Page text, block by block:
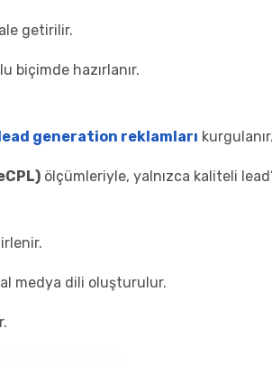
getirilir.
biçimde hazırlanır.
generation reklamları kurgulanır.
ölçümleriyle, yalnızca kaliteli
medya dili oluşturulur.